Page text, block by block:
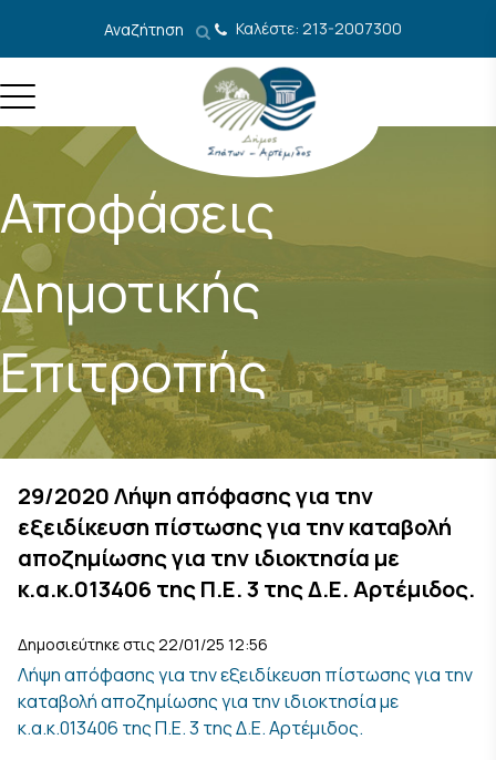
Αναζήτηση Καλέστε: 213-2007300
Αποφάσεις
Δημοτικής
Επιτροπής
29/2020 Λήψη απόφασης για την
εξειδίκευση πίστωσης για την καταβολή
αποζημίωσης για την ιδιοκτησία με
κ.α.κ.013406 της Π.Ε. 3 της Δ.Ε. Αρτέμιδος.
Δημοσιεύτηκε στις 22/01/25 12:56
Λήψη απόφασης για την εξειδίκευση πίστωσης για την
καταβολή αποζημίωσης για την ιδιοκτησία με
κ.α.κ.013406 της Π.Ε. 3 της Δ.Ε. Αρτέμιδος.